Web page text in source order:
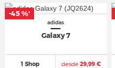
adidas
Galaxy 7
1 Shop desde29,99 €
-45 %*